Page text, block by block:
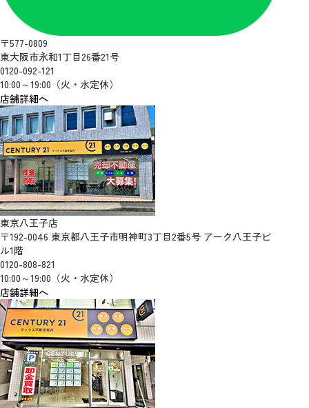
〒577-0809
東大阪市永和1丁目26番21号
0120-092-121
10:00～19:00（火・水定休）
店舗詳細へ
東京八王子店
〒192-0046 東京都八王子市明神町3丁目2番5号 アーク八王子ビ
ル1階
0120-808-821
10:00～19:00（火・水定休）
店舗詳細へ